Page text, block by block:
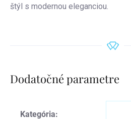
štýl s modernou eleganciou.
Dodatočné parametre
Kategória: